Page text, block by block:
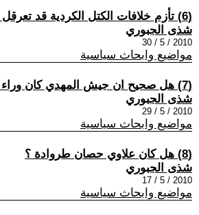
(6) تأزم خلافات الكتل الكردية قد تعرقل تحقيق طموحات الاكراد
شذى الجبوري
2010 / 5 / 30
مواضيع وابحاث سياسية
(7) هل صحيح ان جيش المهدي كان وراء تفجيرات الاثنين الدامي؟
شذى الجبوري
2010 / 5 / 29
مواضيع وابحاث سياسية
(8) هل كان علاوي حصان طروادة ؟
شذى الجبوري
2010 / 5 / 17
مواضيع وابحاث سياسية